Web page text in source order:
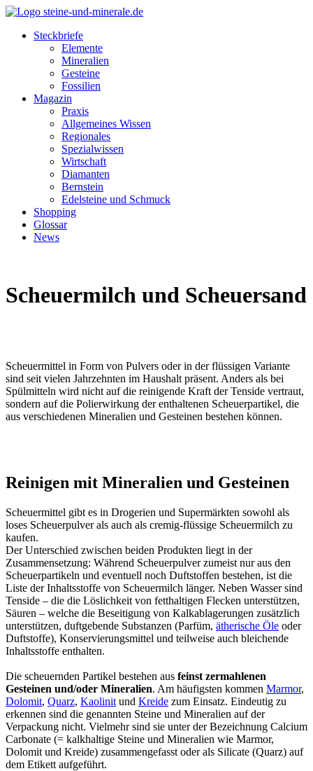
Steckbriefe
Elemente
Mineralien
Gesteine
Fossilien
Magazin
Praxis
Allgemeines Wissen
Regionales
Spezialwissen
Wirtschaft
Diamanten
Bernstein
Edelsteine und Schmuck
Shopping
Glossar
News
Scheuermilch und Scheuersand
Scheuermittel in Form von Pulvers oder in der flüssigen Variante
sind seit vielen Jahrzehnten im Haushalt präsent. Anders als bei
Spülmitteln wird nicht auf die reinigende Kraft der Tenside vertraut,
sondern auf die Polierwirkung der enthaltenen Scheuerpartikel, die
aus verschiedenen Mineralien und Gesteinen bestehen können.
Reinigen mit Mineralien und Gesteinen
Scheuermittel gibt es in Drogerien und Supermärkten sowohl als
loses Scheuerpulver als auch als cremig-flüssige Scheuermilch zu
kaufen.
Der Unterschied zwischen beiden Produkten liegt in der
Zusammensetzung: Während Scheuerpulver zumeist nur aus den
Scheuerpartikeln und eventuell noch Duftstoffen bestehen, ist die
Liste der Inhaltsstoffe von Scheuermilch länger. Neben Wasser sind
Tenside – die die Löslichkeit von fetthaltigen Flecken unterstützen,
Säuren – welche die Beseitigung von Kalkablagerungen zusätzlich
unterstützen, duftgebende Substanzen (Parfüm, ätherische Öle oder
Duftstoffe), Konservierungsmittel und teilweise auch bleichende
Inhaltsstoffe enthalten.
Die scheuernden Partikel bestehen aus feinst zermahlenen
Gesteinen und/oder Mineralien. Am häufigsten kommen Marmor,
Dolomit, Quarz, Kaolinit und Kreide zum Einsatz. Eindeutig zu
erkennen sind die genannten Steine und Mineralien auf der
Verpackung nicht. Vielmehr sind sie unter der Bezeichnung Calcium
Carbonate (= kalkhaltige Steine und Mineralien wie Marmor,
Dolomit und Kreide) zusammengefasst oder als Silicate (Quarz) auf
dem Etikett aufgeführt.